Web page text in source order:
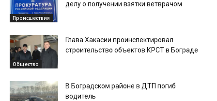
Происшествия
делу о получении взятки ветврачом
Общество
Глава Хакасии проинспектировал
строительство объектов КРСТ в Бограде
В Боградском районе в ДТП погиб
водитель